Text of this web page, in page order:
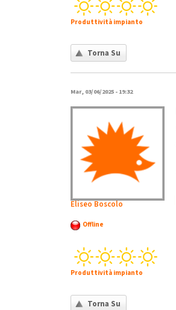
Produttività impianto
Torna Su
Mar, 03/06/2025 - 19:32
Eliseo Boscolo
Offline
Produttività impianto
Torna Su